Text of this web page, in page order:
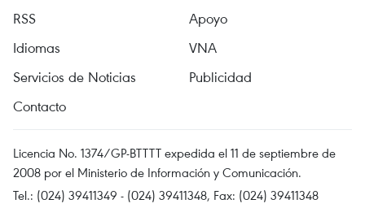
RSS
Apoyo
Idiomas
VNA
Servicios de Noticias
Publicidad
Contacto
Licencia No. 1374/GP-BTTTT expedida el 11 de septiembre de
2008 por el Ministerio de Información y Comunicación.
Tel.: (024) 39411349 - (024) 39411348, Fax: (024) 39411348